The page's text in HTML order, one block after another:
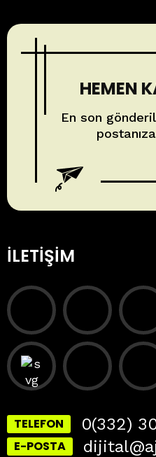
İLETIŞIM
TELEFON 0(332)
E-POSTA
HEMEN
En son